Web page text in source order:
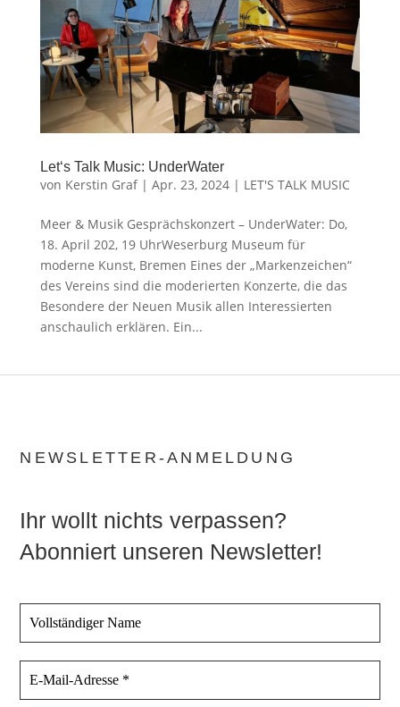
Let‘s Talk Music: UnderWater
von Kerstin Graf| Apr. 23, 2024| LET'S TALK MUSIC
Meer & Musik Gesprächskonzert – UnderWater: Do,
18. April 202, 19 UhrWeserburg Museum für
moderne Kunst, Bremen Eines der „Markenzeichen“
des Vereins sind die moderierten Konzerte, die das
Besondere der Neuen Musik allen Interessierten
anschaulich erklären. Ein...
NEWSLETTER-ANMELDUNG
Ihr wollt nichts verpassen?
Abonniert unseren Newsletter!